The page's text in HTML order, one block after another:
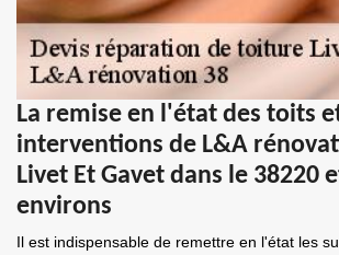
La remise en l'état des toits
interventions de L&A
Livet Et Gavet dans le 38220
environs
Il est indispensable de remettre en l'état les